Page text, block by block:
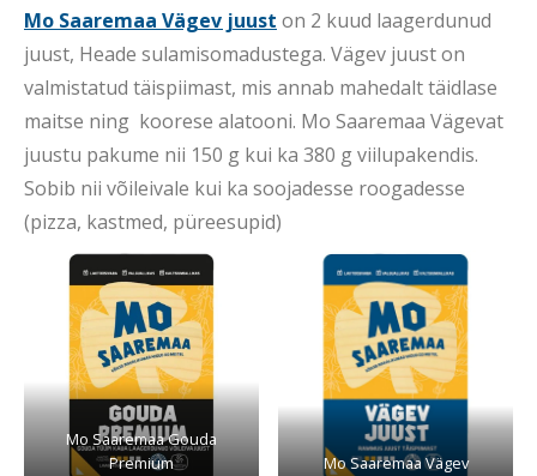
Mo Saaremaa Vägev juust on 2 kuud laagerdunud
juust, Heade sulamisomadustega. Vägev juust on
valmistatud täispiimast, mis annab mahedalt täidlase
maitse ning koorese alatooni. Mo Saaremaa Vägevat
juustu pakume nii 150 g kui ka 380 g viilupakendis.
Sobib nii võileivale kui ka soojadesse roogadesse
(pizza, kastmed, püreesupid)
Mo Saaremaa Gouda
Premium
Mo Saaremaa Vägev